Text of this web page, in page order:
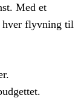
Med et
hver flyvning til